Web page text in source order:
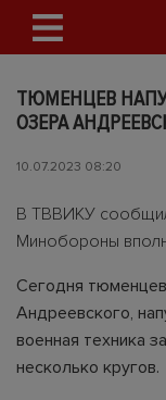
ТЮМЕНЦЕВ
ОЗЕРА
10.07.2023 08:20
В ТВВИКУ
Минобороны
Сегодня
Андреевского,
военная техника
несколько кругов.